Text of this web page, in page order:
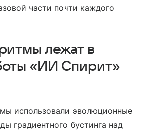
части почти каждого
лежат в
«ИИ Спирит»
использовали эволюционные
градиентного бустинга над